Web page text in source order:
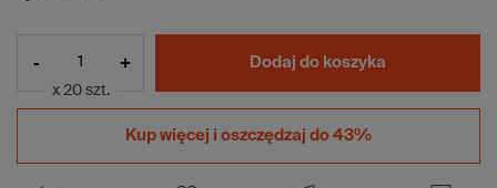
- +
x 20 szt.
Dodaj do koszyka
Kup więcej i oszczędzaj do 43%